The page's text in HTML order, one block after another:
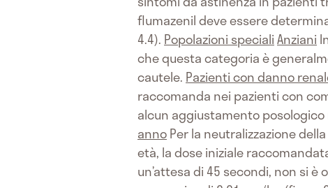
flumazenil deve essere
4.4). Popolazioni specialiAnziani
che questa categoria è
cautele. Pazienti con danno
raccomanda nei pazienti con
alcun aggiustamento
annoPer la neutralizzazione
età, la dose iniziale
un’attesa di 45 secondi, non si